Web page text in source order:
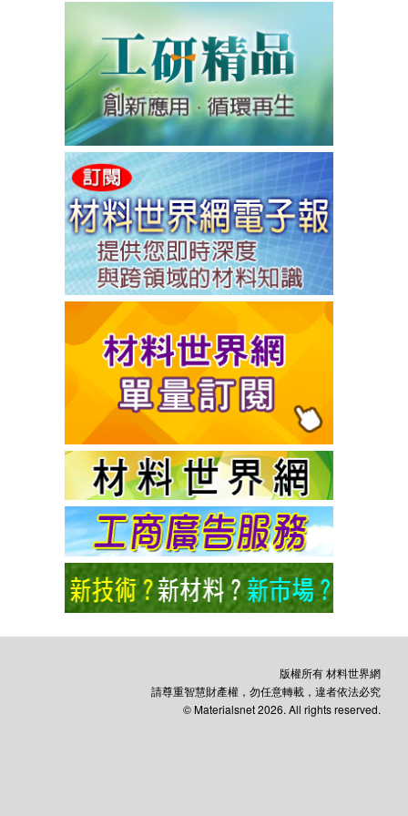
版權所有 材料世界網
請尊重智慧財產權，勿任意轉載，違者依法必究
© Materialsnet 2026. All rights reserved.